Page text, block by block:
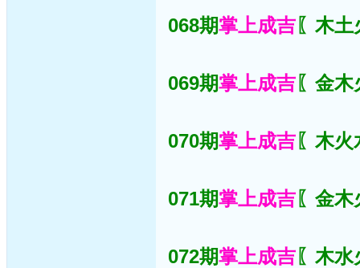
068期掌上成吉 〖木
069期掌上成吉 〖金
070期掌上成吉 〖木
071期掌上成吉 〖金
072期掌上成吉 〖木